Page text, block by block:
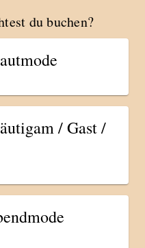
du buchen?
/ Gast /